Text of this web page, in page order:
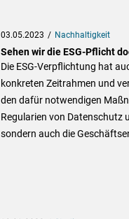
03.05.2023 Nachhaltigkeit
Sehen wir die ESG-Pflicht
Die ESG-Verpflichtung hat
konkreten Zeitrahmen und
den dafür notwendigen
Regularien von Datenschutz
sondern auch die